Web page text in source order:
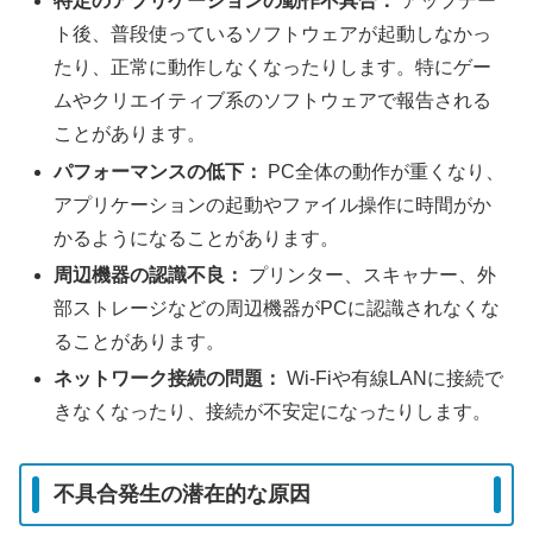
ト後、普段使っているソフトウェアが起動しなかっ
たり、正常に動作しなくなったりします。特にゲー
ムやクリエイティブ系のソフトウェアで報告される
ことがあります。
パフォーマンスの低下：
PC全体の動作が重くなり、
アプリケーションの起動やファイル操作に時間がか
かるようになることがあります。
周辺機器の認識不良：
プリンター、スキャナー、外
部ストレージなどの周辺機器がPCに認識されなくな
ることがあります。
ネットワーク接続の問題： Wi-Fiや有線LANに接続で
きなくなったり、接続が不安定になったりします。
不具合発生の潜在的な原因